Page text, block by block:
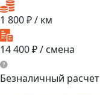
1 800₽ / км
14 400₽ / смена
Безналичный расчет